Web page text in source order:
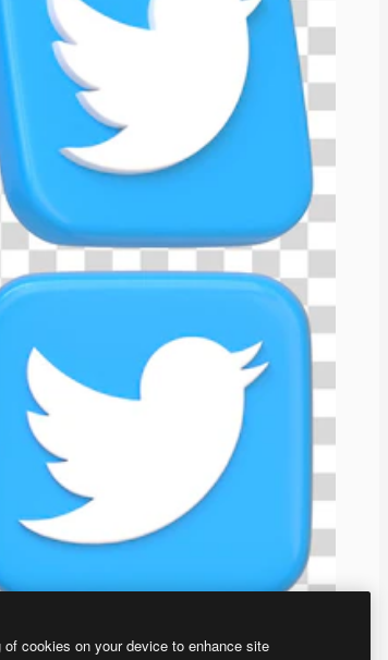
cookies on your device to enhance site